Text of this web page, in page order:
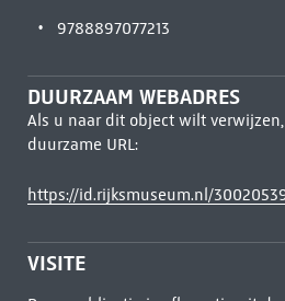
9788897077213
DUURZAAM WEBADRES
Als u naar dit object wilt
duurzame URL:
https://id.rijksmuseum.nl/
VISITE